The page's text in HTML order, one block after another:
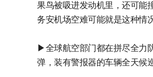
果鸟被吸进发动机里，还可能
务安机场空难可能就是这种情况
▶全球航空部门都在拼尽全力
弹，装有警报器的车辆全天候